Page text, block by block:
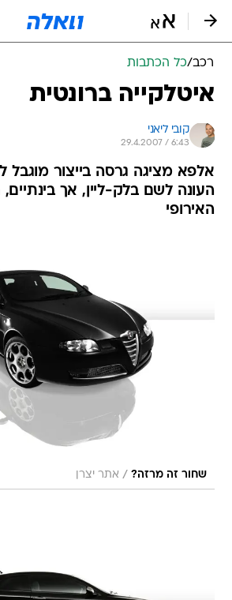
רכב/כל הכתבות
איטלקייה ברונטית
קובי ליאני
29.4.2007 / 6:43
העונה לשם בלק-ליין, אך
האירופי
שחור זה מרזה? / אתר יצרן